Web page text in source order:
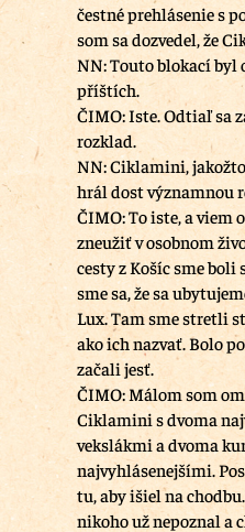
čestné prehlásenie s
som sa dozvedel, že
NN: Touto blokací byl
příštích.
ČIMO: Iste. Odtiaľ sa
rozklad.
NN: Ciklamini,
hrál dost významnou
ČIMO: To iste, a viem
zneužiť v osobnom
cesty z Košíc sme
sme sa, že sa
Lux. Tam sme stretli
ako ich nazvať. Bolo
začali jesť.
ČIMO: Málom som
Ciklamini s dvoma
vekslákmi a dvoma
najvyhlásenejšími.
tu, aby išiel na
nikoho už nepoznal a